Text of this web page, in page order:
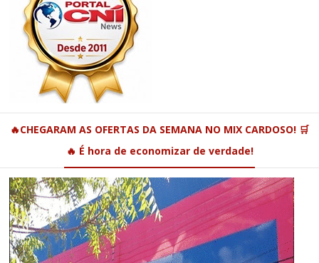
🔥CHEGARAM AS OFERTAS DA SEMANA NO MIX CARDOSO! 🛒
🔥 É hora de economizar de verdade!